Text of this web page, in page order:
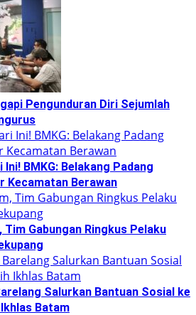
Pengunduran Diri Sejumlah
BMKG: Belakang Padang
Kecamatan Berawan
Tim Gabungan Ringkus Pelaku
Salurkan Bantuan Sosial ke
Batam